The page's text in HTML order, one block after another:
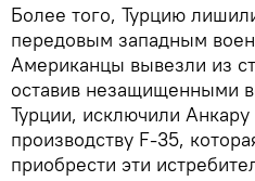
Более того, Турцию
передовым западным
Американцы вывезли из
оставив незащищенными
Турции, исключили Анкару
производству F-35,
приобрести эти